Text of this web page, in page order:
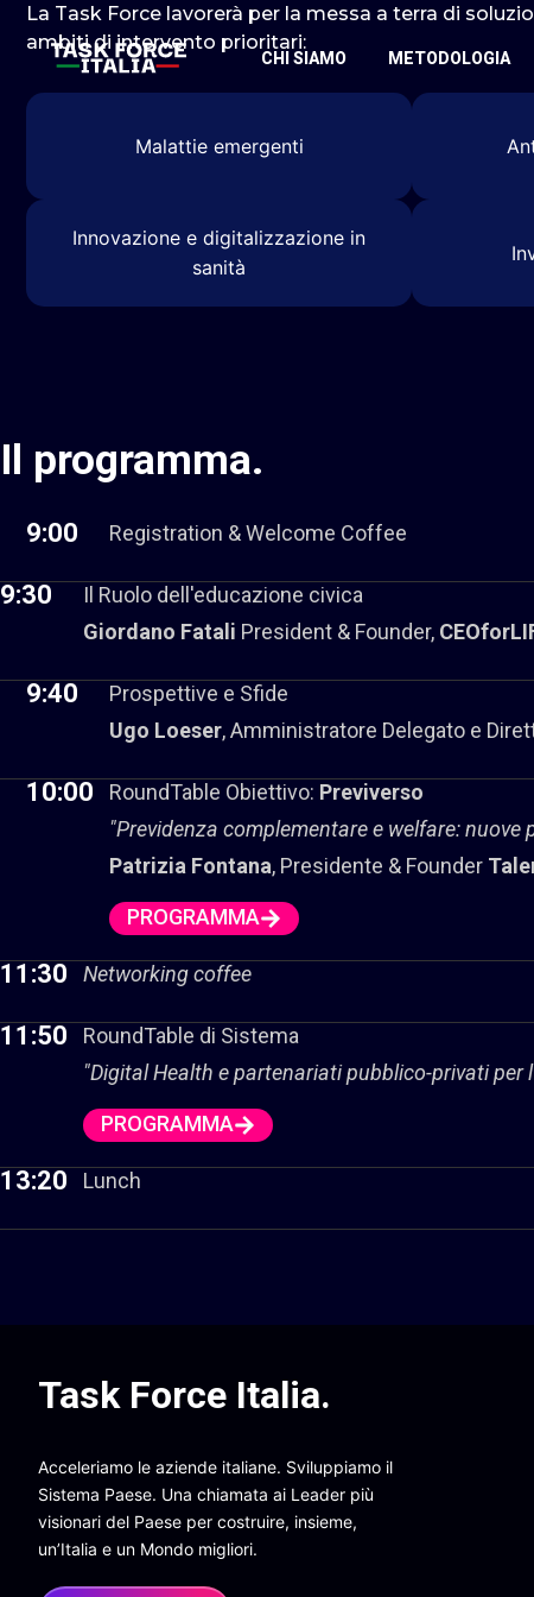
CHI SIAMO METODOLOGIA
La Task Force lavorerà per la messa a terra di
ambiti di intervento prioritari:
Malattie emergenti
Innovazione e digitalizzazione in
sanità
Il programma.
9:00 Registration & Welcome Coffee
9:30
Il Ruolo dell'educazione civica
Giordano Fatali President & Founder,
9:40
Prospettive e Sfide​
Ugo Loeser, Amministratore Delegato e
10:00 RoundTable Obiettivo: Previverso
"Previdenza complementare e welfare: nuove
Patrizia Fontana, Presidente & Founder
PROGRAMMA
11:30 Networking coffee
11:50
RoundTable di Sistema
"Digital Health e partenariati pubblico-privati per
PROGRAMMA
13:20 Lunch
Task Force Italia.
Acceleriamo le aziende italiane. Sviluppiamo il
Sistema Paese. Una chiamata ai Leader più
visionari del Paese per costruire, insieme,
un’Italia e un Mondo migliori.